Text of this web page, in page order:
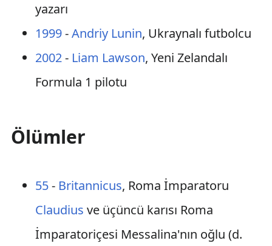
yazarı
1999-Andriy Lunin, Ukraynalı futbolcu
2002- Liam Lawson, Yeni Zelandalı
Formula 1 pilotu
Ölümler
55- Britannicus, Roma İmparatoru
Claudius ve üçüncü karısı Roma
İmparatoriçesi Messalina'nın oğlu (d.